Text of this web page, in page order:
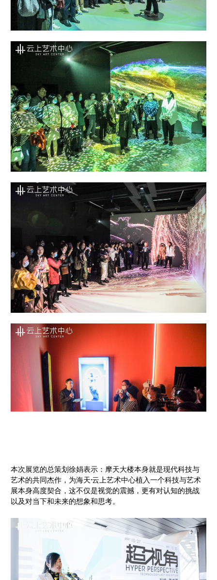
本次展览的总策划徐娟表示：摩天大楼本身就是现代科技与
艺术的共同杰作，为海天·云上艺术中心植入一个科技与艺术
展本身高度契合，这不仅是视觉的震撼，更有对认知的挑战
以及对当下和未来的想象和思考。